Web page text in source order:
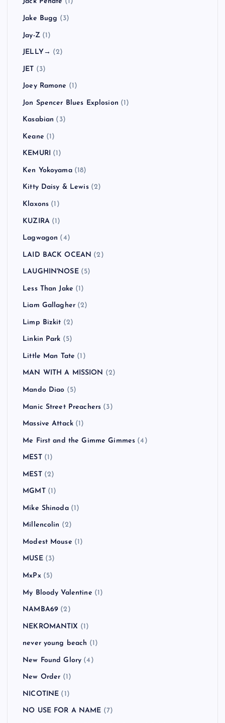
Jake Bugg (3)
Jay-Z(1)
JELLY→ (2)
JET (3)
Joey Ramone (1)
Jon Spencer Blues Explosion (1)
Kasabian (3)
Keane (1)
KEMURI (1)
Ken Yokoyama(18)
Kitty Daisy & Lewis(2)
Klaxons (1)
KUZIRA(1)
Lagwagon (4)
LAID BACK OCEAN (2)
LAUGHIN'NOSE(5)
Less Than Jake (1)
Liam Gallagher (2)
Limp Bizkit (2)
Linkin Park (5)
Little Man Tate (1)
MAN WITH A MISSION (2)
Mando Diao (5)
Manic Street Preachers (3)
Massive Attack (1)
Me First and the Gimme Gimmes (4)
MEST(1)
MEST(2)
MGMT(1)
Mike Shinoda(1)
Millencolin (2)
Modest Mouse (1)
MUSE(3)
MxPx(5)
My Bloody Valentine (1)
NAMBA69 (2)
NEKROMANTIX (1)
never young beach (1)
New Found Glory (4)
New Order (1)
NICOTINE (1)
NO USE FOR A NAME (7)